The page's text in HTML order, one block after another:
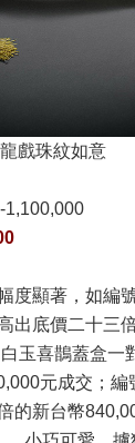
戲珠紋如意
1,100,000
度顯著，如編
出底價二十三
玉喜鵲蓋盒一
元成交；
的新台幣